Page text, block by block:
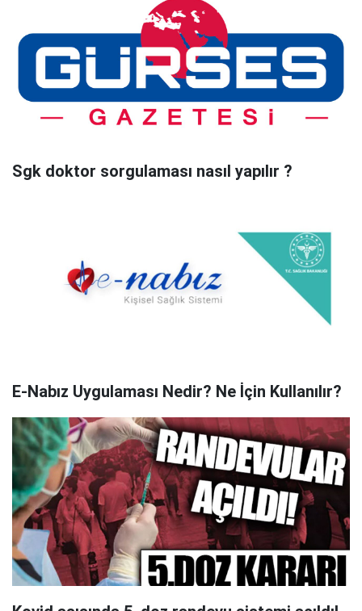
Sgk doktor sorgulaması nasıl yapılır ?
E-Nabız Uygulaması Nedir? Ne İçin Kullanılır?